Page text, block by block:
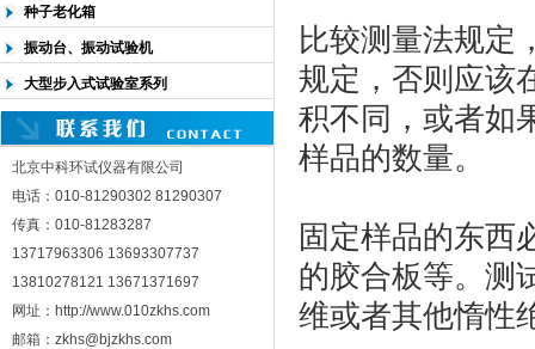
种子老化箱
振动台、振动试验机
大型步入式试验室系列
北京中科环试仪器有限公司
电话：010-81290302 81290307
传真：010-81283287
13717963306 13693307737
13810278121 13671371697
网址：http://www.010zkhs.com
邮箱：zkhs@bjzkhs.com
比较测量法规定
规定，否则应该
积不同，或者如
样品的数量。
固定样品的东西
的胶合板等。测
维或者其他惰性